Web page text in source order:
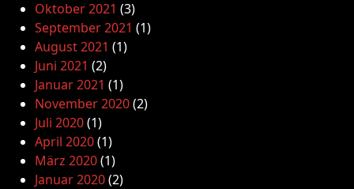
Oktober 2021 (3)
September 2021 (1)
August 2021 (1)
Juni 2021 (2)
Januar 2021 (1)
November 2020(2)
Juli 2020(1)
April 2020(1)
März 2020(1)
Januar 2020(2)